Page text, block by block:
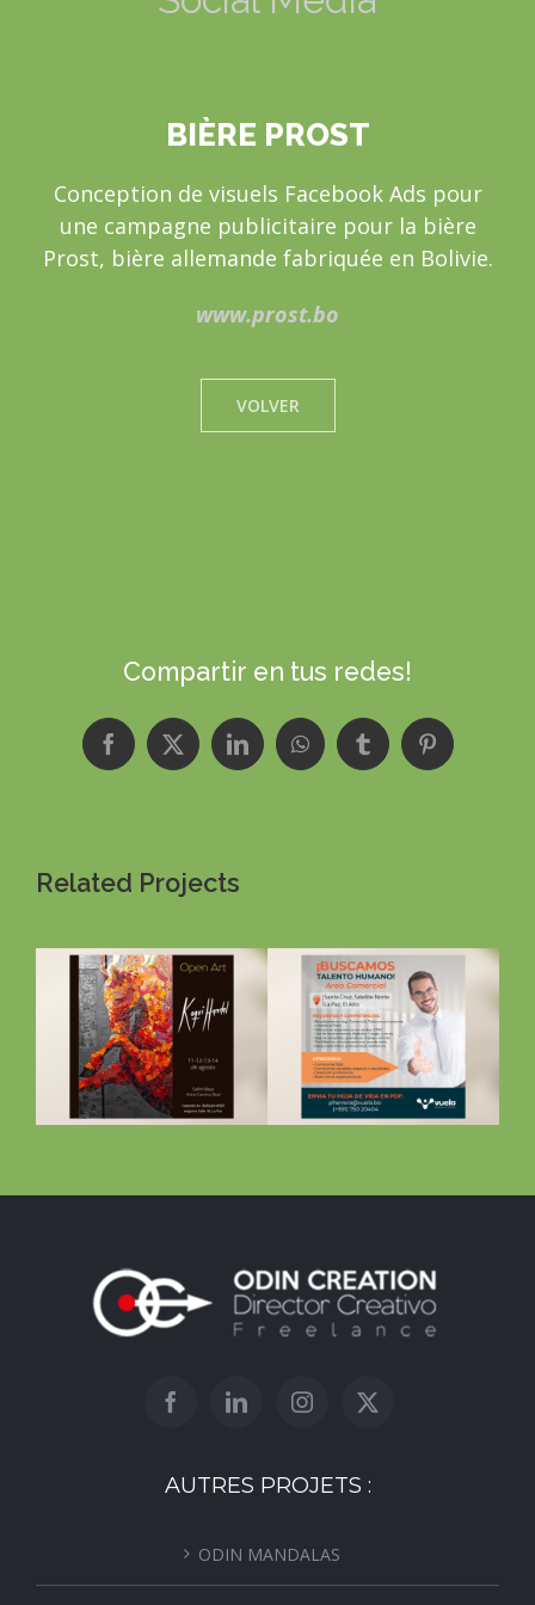
BIÈRE PROST
Conception de visuels Facebook Ads pour
une campagne publicitaire pour la bière
Prost, bière allemande fabriquée en Bolivie.
www.prost.bo
VOLVER
Compartir en tus redes!
Facebook
X LinkedInWhatsAppTumblrPinterest
Related Projects
Visuel
Facebook Ads
Vuela
AUTRES PROJETS :
ODIN MANDALAS